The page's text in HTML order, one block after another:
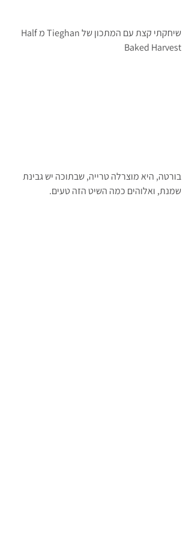
שיחקתי קצת עם המתכון של Tieghan מHalf
Baked Harvest
בורטה, היא מוצרלה טרייה, שבתוכה יש גבינת
שמנת, ואלוהים כמה השיט הזה טעים.